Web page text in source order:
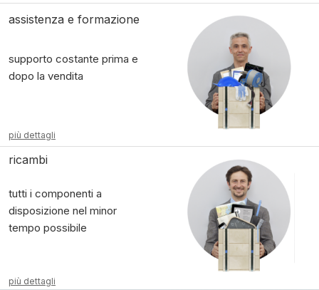
assistenza e formazione
supporto costante prima e
dopo la vendita
più dettagli
ricambi
tutti i componenti a
disposizione nel minor
tempo possibile
più dettagli